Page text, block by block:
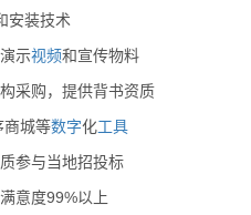
安装技术
示视频和宣传物料
采购，提供背书资质
商城等数字化工具
参与当地招投标
意度99%以上